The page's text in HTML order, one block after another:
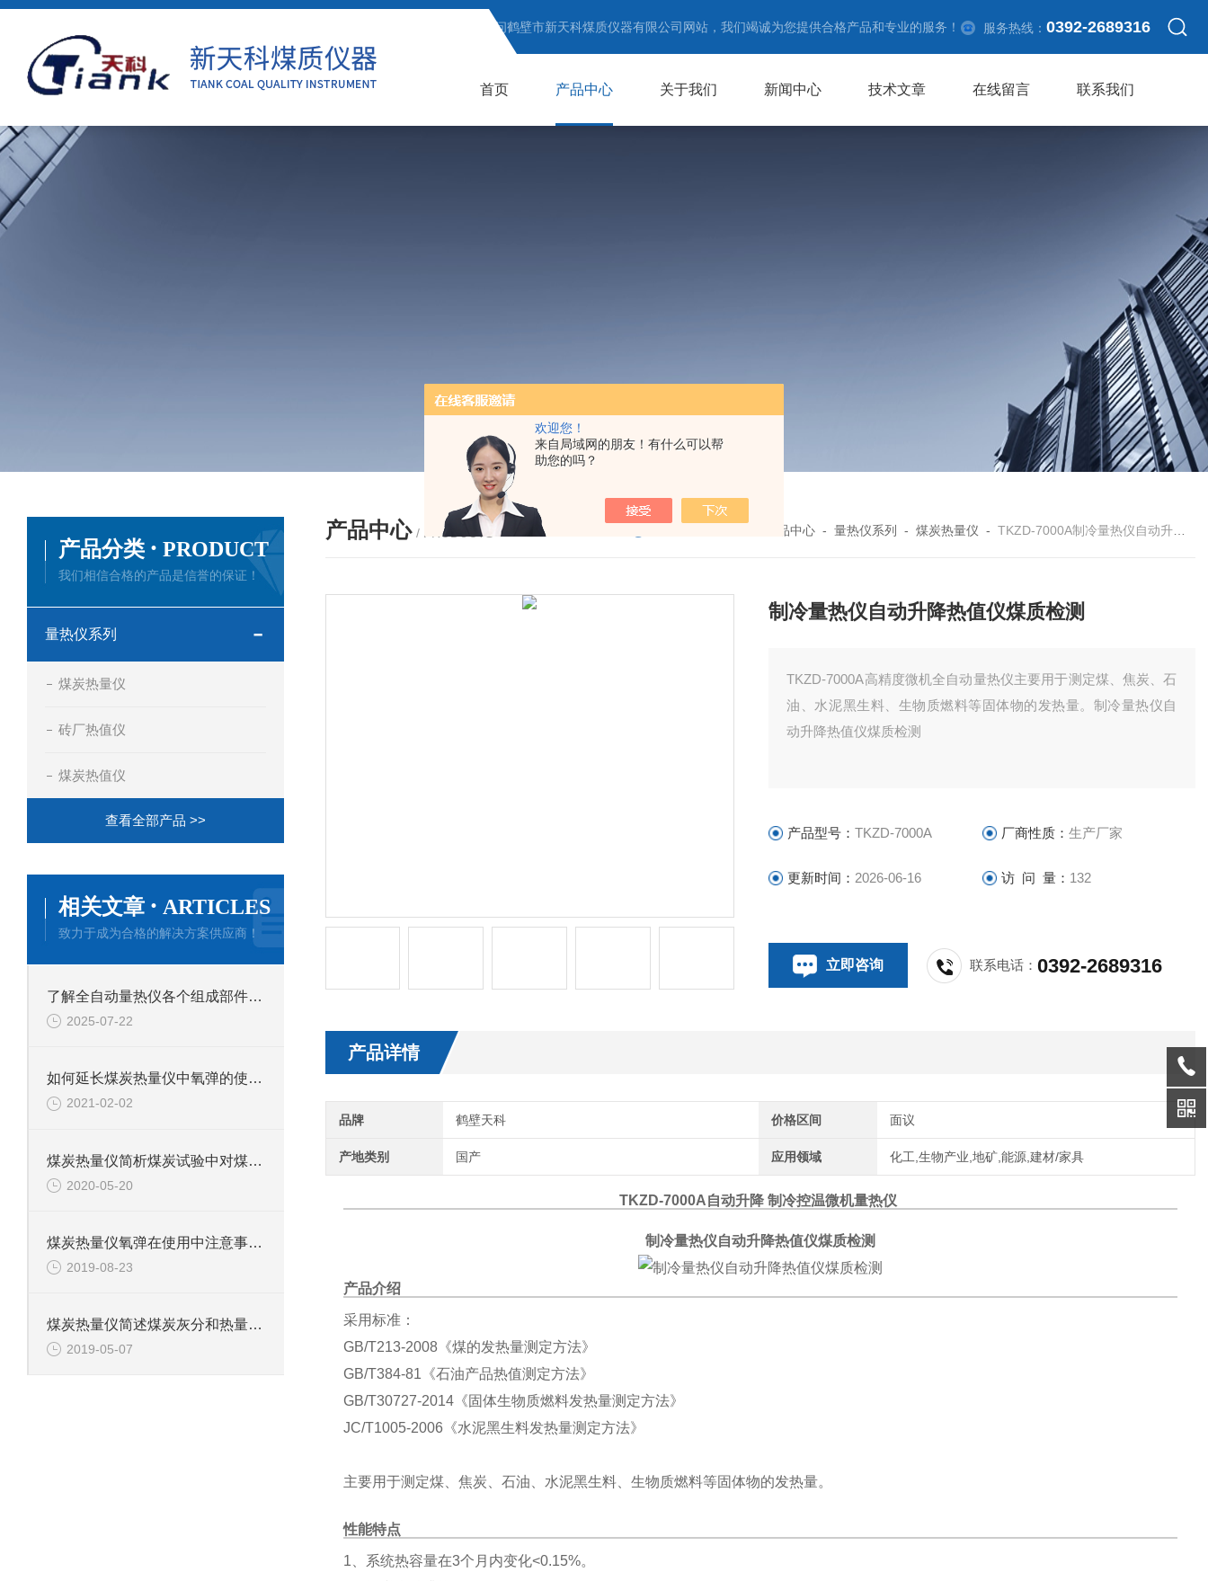
欢迎您！
来自局域网的朋友！有什么可以帮
助您的吗？
欢迎访问鹤壁市新天科煤质仪器有限公司网站，我们竭诚为您提供合格产品和专业的服务！ 服务热线： 0392-2689316
首页 产品中心 关于我们 新闻中心 技术文章 在线留言 联系我们
产品中心 / PRODUCTS 产品中心 -量热仪系列 -煤炭热量仪 -TKZD-7000A制冷量热仪自动升降热值仪煤质检测
制冷量热仪自动升降热值仪煤质检测
TKZD-7000A高精度微机全自动量热仪主要用于测定煤、焦炭、石
油、水泥黑生料、生物质燃料等固体物的发热量。制冷量热仪自
动升降热值仪煤质检测
产品型号：TKZD-7000A 厂商性质： 生产厂家
更新时间： 2026-06-16 访 问 量： 132
立即咨询 联系电话：0392-2689316
产品详情
品牌 鹤壁天科 价格区间 面议
产地类别 国产 应用领域 化工,生物产业,地矿,能源,建材/家具
TKZD-7000A自动升降 制冷控温微机量热仪
制冷量热仪自动升降热值仪煤质检测
产品介绍
采用标准：
GB/T213-2008《煤的发热量测定方法》
GB/T384-81《石油产品热值测定方法》
GB/T30727-2014《固体生物质燃料发热量测定方法》
JC/T1005-2006《水泥黑生料发热量测定方法》
主要用于测定煤、焦炭、石油、水泥黑生料、生物质燃料等固体物的发热量。
性能特点
1、系统热容量在3个月内变化<0.15%。
产品分类 · PRODUCT
我们相信合格的产品是信誉的保证！
量热仪系列
煤炭热量仪
砖厂热值仪
煤炭热值仪
查看全部产品 >>
相关文章 · ARTICLES
致力于成为合格的解决方案供应商！
了解全自动量热仪各个组成部件功能特点才能更好的使用它
2025-07-22
如何延长煤炭热量仪中氧弹的使用寿命？
2021-02-02
煤炭热量仪简析煤炭试验中对煤炭试样的采集是怎样的
2020-05-20
煤炭热量仪氧弹在使用中注意事项和延长寿命的方法
2019-08-23
煤炭热量仪简述煤炭灰分和热量之间的关系
2019-05-07